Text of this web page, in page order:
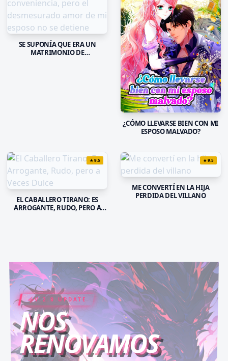
SE SUPONÍA QUE ERA UN
MATRIMONIO DE
¿CÓMO LLEVARSE BIEN CON MI
ESPOSO MALVADO?
★9.5
EL CABALLERO TIRANO: ES
ARROGANTE, RUDO, PERO A
★9.5
ME CONVERTÍ EN LA HIJA
PERDIDA DEL VILLANO
V 2.0 UPDATE
NOS
RENOVAMOS
COIN RUSH
ELITE PASS